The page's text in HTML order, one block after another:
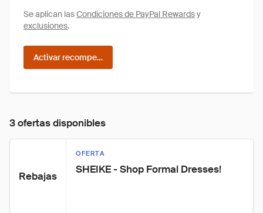
Se aplican lasCondiciones de PayPal Rewardsy
exclusiones.
Activar recompensas
3 ofertas disponibles
Rebajas
OFERTA
SHEIKE - Shop Formal Dresses!